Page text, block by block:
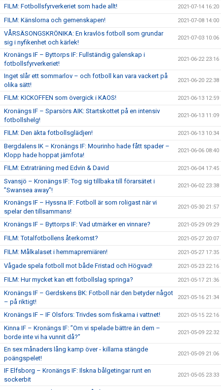
FILM: Fotbollsfyrverkeriet som hade allt! 2021-07-14 16:20
FILM: Känslorna och gemenskapen! 2021-07-08 14:00
VÅRSÄSONGSKRÖNIKA: En kravlös fotboll som grundar
sig i nyfikenhet och kärlek!
2021-07-03 10:06
Kronängs IF – Byttorps IF: Fullständig galenskap i
fotbollsfyrverkeriet!
2021-06-22 23:16
Inget slår ett sommarlov – och fotboll kan vara vackert på
olika sätt!
2021-06-20 22:38
FILM: KICKOFFEN som övergick i KAOS! 2021-06-13 12:59
Kronängs IF – Sparsörs AIK: Startskottet på en intensiv
fotbollshelg!
2021-06-13 11:09
FILM: Den äkta fotbollsglädjen! 2021-06-13 10:34
Bergdalens IK – Kronängs IF: Mourinho hade fått spader –
Klopp hade hoppat jämfota!
2021-06-06 08:40
FILM: Extraträning med Edvin & David 2021-06-04 17:45
Svansjö – Kronängs IF: Tog sig tillbaka till förarsätet i
”Swansea away”!
2021-06-02 23:38
Kronängs IF – Hyssna IF: Fotboll är som roligast när vi
spelar den tillsammans!
2021-05-30 21:57
Kronängs IF – Byttorps IF: Vad utmärker en vinnare? 2021-05-29 09:29
FILM: Totalfotbollens återkomst? 2021-05-27 20:07
FILM: Målkalaset i hemmapremiären! 2021-05-27 17:35
Vågade spela fotboll mot både Fristad och Högvad! 2021-05-23 22:16
FILM: Hur mycket kan ett fotbollslag springa? 2021-05-17 21:36
Kronängs IF – Gerdskens BK: Fotboll när den betyder något
– på riktigt!
2021-05-16 21:34
Kronängs IF – IF Olsfors: Trivdes som fiskarna i vattnet! 2021-05-15 22:16
Kinna IF – Kronängs IF: ”Om vi spelade bättre än dem –
borde inte vi ha vunnit då?”
2021-05-09 22:32
En sex månaders lång kamp över - killarna stängde
poängspelet!
2021-05-09 21:06
IF Elfsborg – Kronängs IF: Ilskna bålgetingar runt en
sockerbit
2021-05-05 23:33